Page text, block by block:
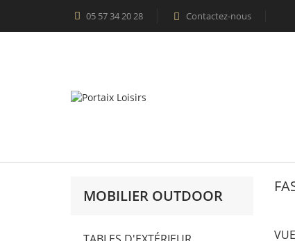
05 57 34 20 28  Contactez-nous
MOBILIER OUTDOOR
VUE